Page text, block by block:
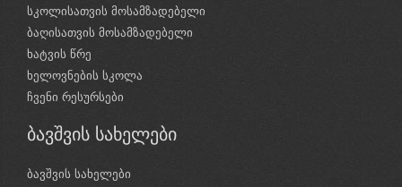
სკოლისათვის მოსამზადებელი
ბაღისათვის მოსამზადებელი
ხატვის წრე
ხელოვნების სკოლა
ჩვენი რესურსები
ბავშვის სახელები
ბავშვის სახელები